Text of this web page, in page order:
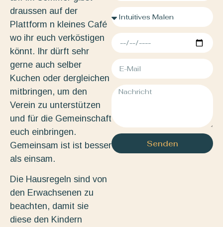
draussen auf der
Plattform n kleines Café
wo ihr euch verköstigen
könnt. Ihr dürft sehr
gerne auch selber
Kuchen oder dergleichen
mitbringen, um den
Verein zu unterstützen
und für die Gemeinschaft
euch einbringen.
Gemeinsam ist ist besser
als einsam.
Die Hausregeln sind von
den Erwachsenen zu
beachten, damit sie
diese den Kindern
Senden